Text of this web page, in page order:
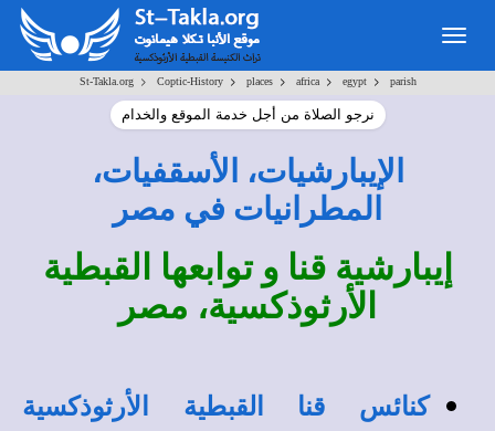
St-Takla.org> Coptic-History> places> africa> egypt> parish
نرجو الصلاة من أجل خدمة الموقع والخدام
الإيبارشيات، الأسقفيات،
المطرانيات في مصر
إيبارشية قنا و توابعها القبطية
الأرثوذكسية، مصر
كنائس قنا القبطية الأرثوذكسية